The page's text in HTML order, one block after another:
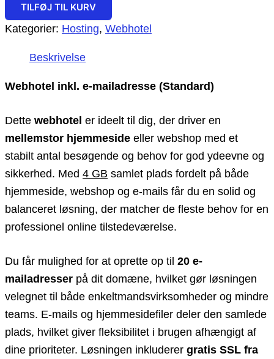
(Standard)
antal
TILFØJ TIL KURV
Kategorier: Hosting, Webhotel
Beskrivelse
Webhotel inkl. e-mailadresse (Standard)
Dette webhotel er ideelt til dig, der driver en
mellemstor hjemmeside eller webshop med et
stabilt antal besøgende og behov for god ydeevne og
sikkerhed. Med 4 GB samlet plads fordelt på både
hjemmeside, webshop og e-mails får du en solid og
balanceret løsning, der matcher de fleste behov for en
professionel online tilstedeværelse.
Du får mulighed for at oprette op til 20 e-
mailadresser på dit domæne, hvilket gør løsningen
velegnet til både enkeltmandsvirksomheder og mindre
teams. E-mails og hjemmesidefiler deler den samlede
plads, hvilket giver fleksibilitet i brugen afhængigt af
dine prioriteter. Løsningen inkluderer gratis SSL fra